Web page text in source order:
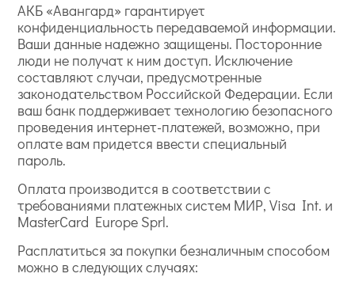
АКБ «Авангард» гарантирует
конфиденциальность передаваемой информации.
Ваши данные надежно защищены. Посторонние
люди не получат к ним доступ. Исключение
составляют случаи, предусмотренные
законодательством Российской Федерации. Если
ваш банк поддерживает технологию безопасного
проведения интернет-платежей, возможно, при
оплате вам придется ввести специальный
пароль.
Оплата производится в соответствии с
требованиями платежных систем МИР, Visa Int. и
MasterCard Europe Sprl.
Расплатиться за покупки безналичным способом
можно в следующих случаях: